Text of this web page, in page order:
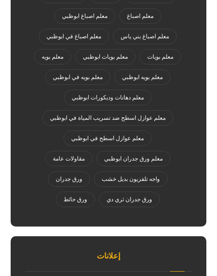
معلم اصباغ معلم اصباغ ابوظبي
معلم اصباغ بني ياس معلم اصباغ في ابوظبي
معلم بويات معلم بويات ابوظبي معلم بويه
معلم بويه ابوظبي معلم بويه في ابوظبي
معلم دهانات وديكورات ابوظبي
معلم عوازل اسطح ضد تسريب المياة في ابوظبي
معلم عوازل اسطح في ابوظبي
معلم ورق جدران ابوظبي مقاولات عامة
واجه تلفزيون بديل خشب ورق جدران
ورق جدران ثري دي ورق حائط
إعلانات